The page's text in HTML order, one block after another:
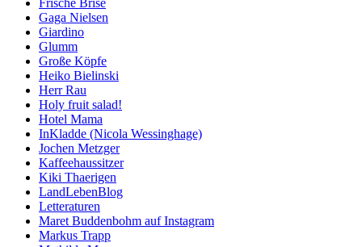
Gaga Nielsen
Giardino
Glumm
Große Köpfe
Heiko Bielinski
Herr Rau
Holy fruit salad!
Hotel Mama
InKladde (Nicola Wessinghage)
Jochen Metzger
Kaffeehaussitzer
Kiki Thaerigen
LandLebenBlog
Letteraturen
Maret Buddenbohm auf Instagram
Markus Trapp